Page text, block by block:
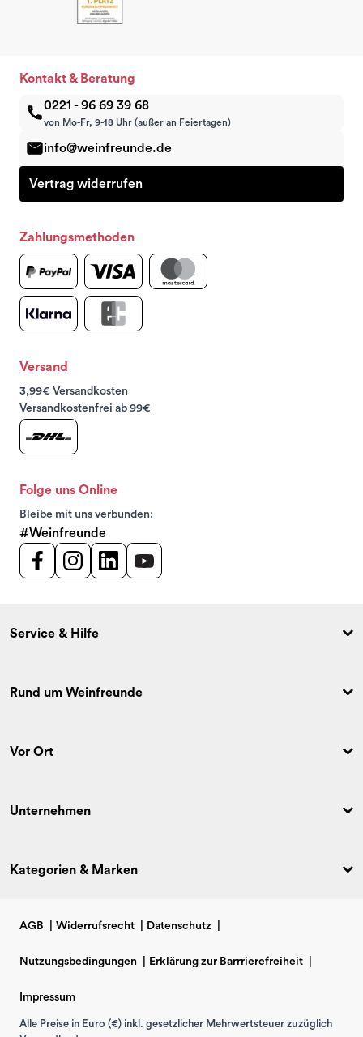
Kontakt & Beratung
0221 - 96 69 39 68
von Mo-Fr, 9-18 Uhr (außer an Feiertagen)
info@weinfreunde.de
Vertrag widerrufen
Zahlungsmethoden
Versand
3,99€ Versandkosten
Versandkostenfrei ab 99€
Folge uns Online
Bleibe mit uns verbunden:
#Weinfreunde
Service & Hilfe
Rund um Weinfreunde
Vor Ort
Unternehmen
Kategorien & Marken
AGB Widerrufsrecht Datenschutz
Nutzungsbedingungen Erklärung zur Barrrierefreiheit
Impressum
Alle Preise in Euro (€) inkl. gesetzlicher Mehrwertsteuer zuzüglich